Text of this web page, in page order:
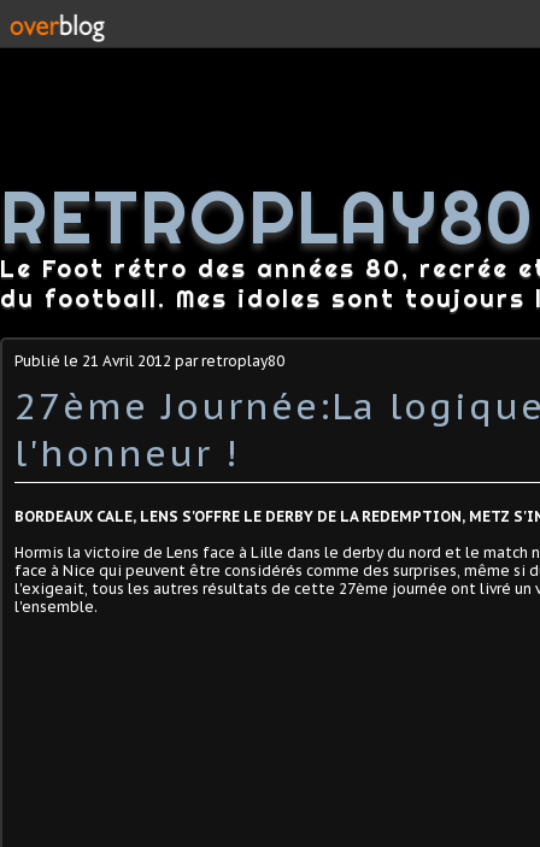
RETROPLAY80
Le Foot rétro des années 80, recrée
du football. Mes idoles sont toujours
Publié le 21 Avril 2012 par retroplay80
27ème Journée:La
l'honneur !
BORDEAUX CALE, LENS S'OFFRE LE DERBY DE LA REDEMPTION, METZ
Hormis la victoire de Lens face à Lille dans le derby du nord et le match
face à Nice qui peuvent être considérés comme des surprises, même si
l'exigeait, tous les autres résultats de cette 27ème journée ont livré un
l'ensemble.